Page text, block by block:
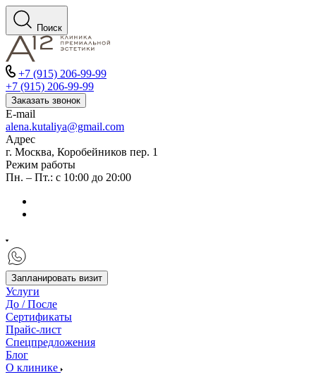
Поиск
+7 (915) 206-99-99
+7 (915) 206-99-99
Заказать звонок
E-mail
alena.kutaliya@gmail.com
Адрес
г. Москва, Коробейников пер. 1
Режим работы
Пн. – Пт.: с 10:00 до 20:00
Запланировать визит
Услуги
До / После
Сертификаты
Прайс-лист
Спецпредложения
Блог
О клинике